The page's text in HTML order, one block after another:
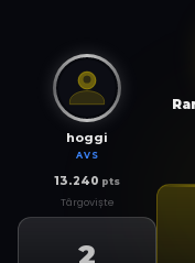
hoggi
AVS
13.240 pts
Târgoviște
2